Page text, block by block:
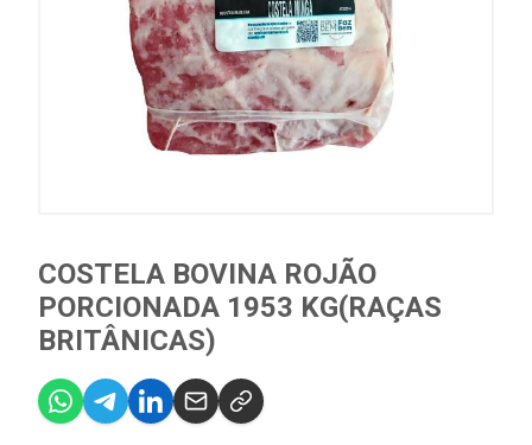
COSTELA BOVINA ROJÃO
PORCIONADA 1953 KG(RAÇAS
BRITÂNICAS)